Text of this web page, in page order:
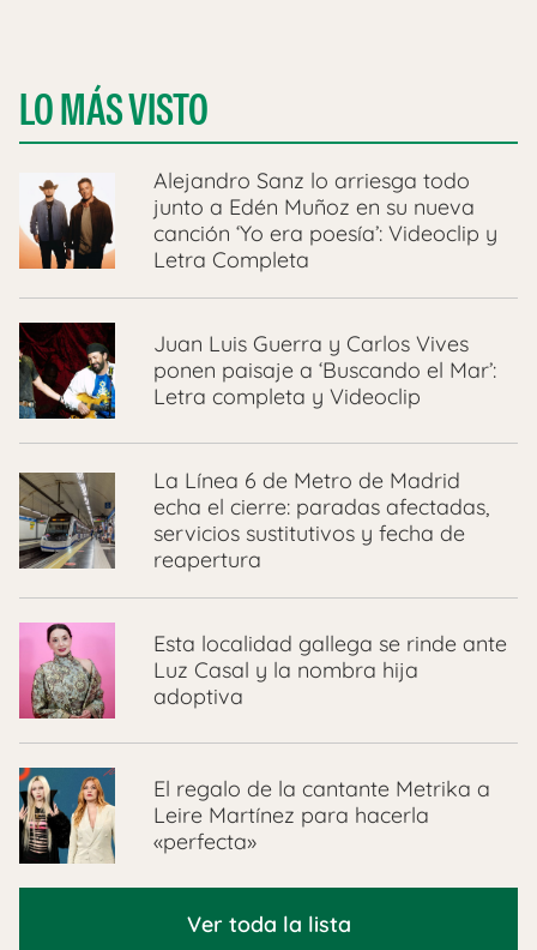
LO MÁS VISTO
Alejandro Sanz lo arriesga todo
junto a Edén Muñoz en su nueva
canción ‘Yo era poesía’: Videoclip y
Letra Completa
Juan Luis Guerra y Carlos Vives
ponen paisaje a ‘Buscando el Mar’:
Letra completa y Videoclip
La Línea 6 de Metro de Madrid
echa el cierre: paradas afectadas,
servicios sustitutivos y fecha de
reapertura
Esta localidad gallega se rinde ante
Luz Casal y la nombra hija
adoptiva
El regalo de la cantante Metrika a
Leire Martínez para hacerla
«perfecta»
Ver toda la lista